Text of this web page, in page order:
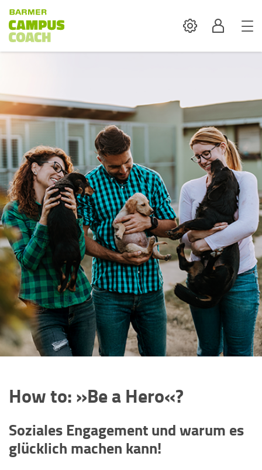
SettingsProfil
How to: »Be a Hero«?
Soziales Engagement und warum es
glücklich machen kann!